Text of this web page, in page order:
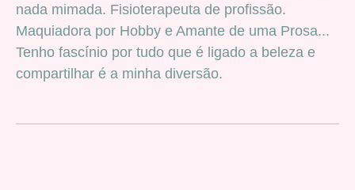
nada mimada. Fisioterapeuta de profissão.
Maquiadora por Hobby e Amante de uma Prosa...
Tenho fascínio por tudo que é ligado a beleza e
compartilhar é a minha diversão.